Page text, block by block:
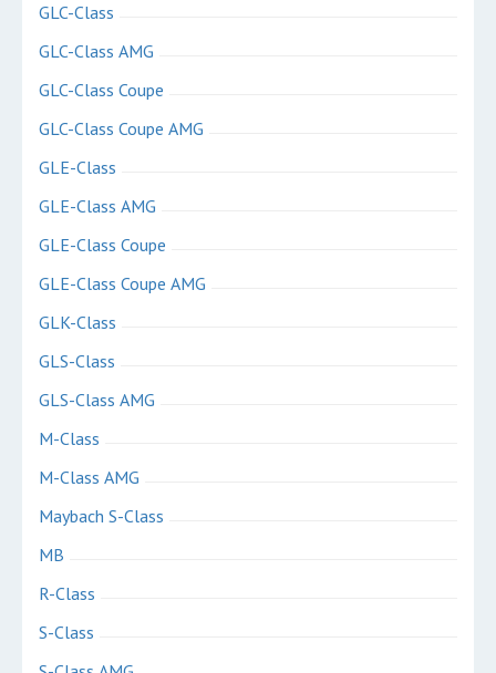
GLC-Class
GLC-Class AMG
GLC-Class Coupe
GLC-Class Coupe AMG
GLE-Class
GLE-Class AMG
GLE-Class Coupe
GLE-Class Coupe AMG
GLK-Class
GLS-Class
GLS-Сlass AMG
M-Class
M-Class AMG
Maybach S-Class
MB
R-Class
S-Class